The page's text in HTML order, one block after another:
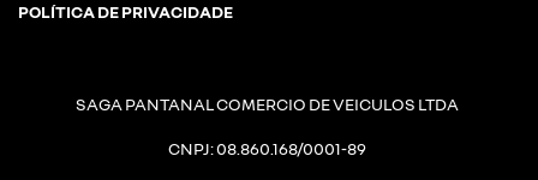
POLÍTICA DE PRIVACIDADE
SAGA PANTANAL COMERCIO DE VEICULOS LTDA
CNPJ: 08.860.168/0001-89